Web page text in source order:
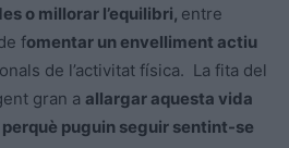
o millorar l’equilibri, entre
fomentar un envelliment actiu
de l’activitat física. La fita del
gran a allargar aquesta vida
puguin seguir sentint-se